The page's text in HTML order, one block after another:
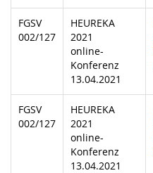
FGSV
002/127
HEUREKA
2021
online-
Konferenz
13.04.2021
FGSV
002/127
HEUREKA
2021
online-
Konferenz
13.04.2021